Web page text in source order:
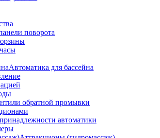
поворота
Автоматика для бассейна
обратной промывки
автоматики